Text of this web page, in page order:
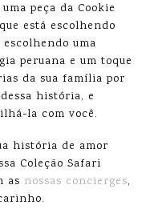
peça da Cookie
está escolhendo
uma
peruana e um toque
da sua família por
história, e
la com você.
história de amor
Coleção Safari
as nossas concierges,